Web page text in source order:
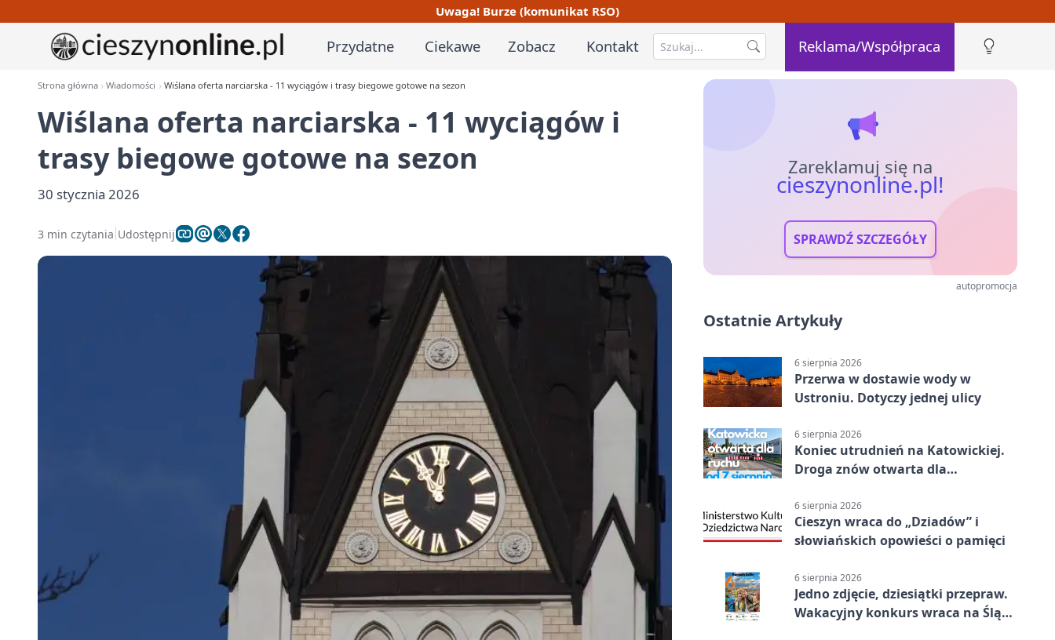
Uwaga! Burze (komunikat RSO)
Przydatne Ciekawe Zobacz Kontakt Reklama/Współpraca
Strona główna Wiadomości Wiślana oferta narciarska - 11 wyciągów i trasy biegowe gotowe na sezon
Wiślana oferta narciarska - 11 wyciągów i
trasy biegowe gotowe na sezon
30 stycznia 2026
3 min czytania Udostępnij
Zareklamuj się na
cieszynonline.pl!
SPRAWDŹ SZCZEGÓŁY
autopromocja
Ostatnie Artykuły
6 sierpnia 2026
Przerwa w dostawie wody w
Ustroniu. Dotyczy jednej ulicy
6 sierpnia 2026
Koniec utrudnień na Katowickiej.
Droga znów otwarta dla
6 sierpnia 2026
Cieszyn wraca do „Dziadów” i
słowiańskich opowieści o pamięci
6 sierpnia 2026
Jedno zdjęcie, dziesiątki przepraw.
Wakacyjny konkurs wraca na Śląsk